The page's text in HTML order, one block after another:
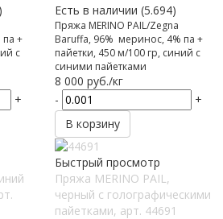
+
с
+
Есть в наличии (5.694)
Пряжа MERINO PAIL/Zegna
Baruffa, 96% меринос, 4% па +
пайетки, 450 м/100 гр, синий с
синими пайетками
8 000 руб./кг
-
+
В корзину
Быстрый просмотр
Пряжа MERINO PAIL,
черный с голографическими
пайетками, арт. 44691